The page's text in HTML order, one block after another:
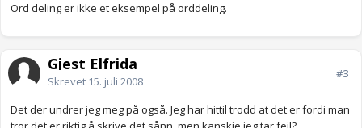
Ord deling er ikke et eksempel på orddeling.
Gjest Elfrida
Skrevet 15. juli 2008
#3
Det der undrer jeg meg på også. Jeg har hittil trodd at det er fordi man